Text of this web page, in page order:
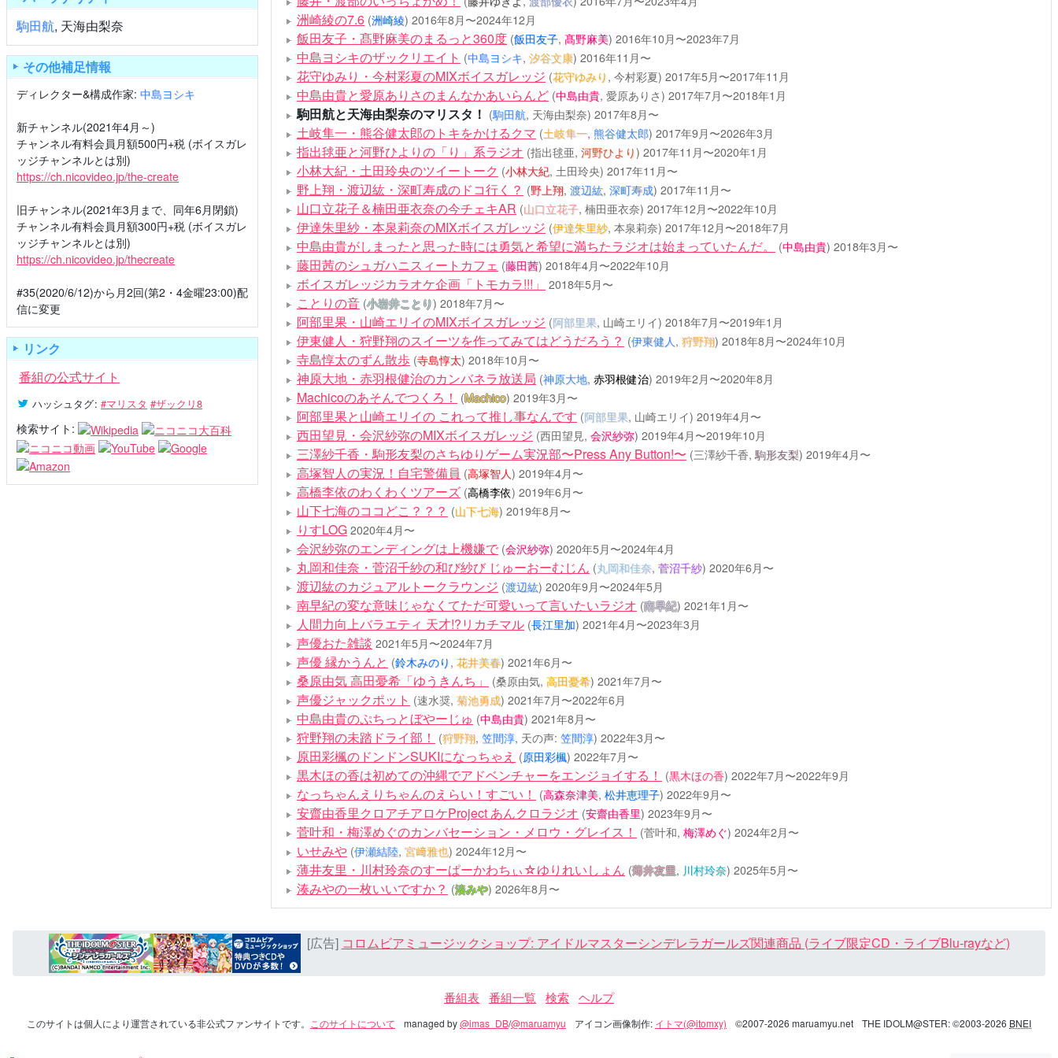
洲崎綾の7.6 (洲崎綾) 2016年8月〜2024年12月
飯田友子・髙野麻美のまるっと360度 (飯田友子, 髙野麻美) 2016年10月〜2023年7月
中島ヨシキのザックリエイト (中島ヨシキ, 汐谷文康) 2016年11月〜
花守ゆみり・今村彩夏のMIXボイスガレッジ (花守ゆみり , 今村彩夏) 2017年5月〜2017年11月
中島由貴と愛原ありさのまんなかあいらんど (中島由貴, 愛原ありさ) 2017年7月〜2018年1月
駒田航と天海由梨奈のマリスタ！ (駒田航, 天海由梨奈) 2017年8月〜
土岐隼一・熊谷健太郎のトキをかけるクマ (土岐隼一, 熊谷健太郎) 2017年9月〜2026年3月
指出毬亜と河野ひよりの「り」系ラジオ (指出毬亜, 河野ひより) 2017年11月〜2020年1月
小林大紀・土田玲央のツイートーク (小林大紀, 土田玲央) 2017年11月〜
野上翔・渡辺紘・深町寿成のドコ行く？ (野上翔, 渡辺紘, 深町寿成) 2017年11月〜
山口立花子＆楠田亜衣奈の今チェキAR (山口立花子, 楠田亜衣奈) 2017年12月〜2022年10月
伊達朱里紗・本泉莉奈のMIXボイスガレッジ (伊達朱里紗, 本泉莉奈) 2017年12月〜2018年7月
中島由貴がしまったと思った時には勇気と希望に満ちたラジオは始まっていたんだ。 (中島由貴) 2018年3月〜
藤田茜のシュガハニスィートカフェ (藤田茜) 2018年4月〜2022年10月
ボイスガレッジカラオケ企画「トモカラ!!!」 2018年5月〜
ことりの音 (小岩井ことり) 2018年7月〜
阿部里果・山崎エリイのMIXボイスガレッジ (阿部里果, 山崎エリイ) 2018年7月〜2019年1月
伊東健人・狩野翔のスイーツを作ってみてはどうだろう？ (伊東健人, 狩野翔) 2018年8月〜2024年10月
寺島惇太のずん散歩 (寺島惇太) 2018年10月〜
神原大地・赤羽根健治のカンバネラ放送局 (神原大地, 赤羽根健治) 2019年2月〜2020年8月
Machicoのあそんでつくろ！ (Machico) 2019年3月〜
阿部里果と山崎エリイの これって推し事なんです (阿部里果, 山崎エリイ) 2019年4月〜
西田望見・会沢紗弥のMIXボイスガレッジ (西田望見, 会沢紗弥) 2019年4月〜2019年10月
三澤紗千香・駒形友梨のさちゆりゲーム実況部〜Press Any Button!〜 (三澤紗千香,駒形友梨) 2019年4月〜
高塚智人の実況！自宅警備員 (高塚智人) 2019年4月〜
高橋李依のわくわくツアーズ (高橋李依) 2019年6月〜
山下七海のココどこ？？？ (山下七海) 2019年8月〜
りすLOG 2020年4月〜
会沢紗弥のエンディングは上機嫌で (会沢紗弥) 2020年5月〜2024年4月
丸岡和佳奈・菅沼千紗の和び紗び じゅーおーむじん (丸岡和佳奈, 菅沼千紗) 2020年6月〜
渡辺紘のカジュアルトークラウンジ (渡辺紘) 2020年9月〜2024年5月
南早紀の変な意味じゃなくてただ可愛いって言いたいラジオ (南早紀) 2021年1月〜
人間力向上バラエティ 天才!?リカチマル (長江里加) 2021年4月〜2023年3月
声優おた雑談 2021年5月〜2024年7月
声優 縁かうんと (鈴木みのり , 花井美春) 2021年6月〜
桑原由気 高田憂希「ゆうきんち」 (桑原由気, 高田憂希) 2021年7月〜
声優ジャックポット (速水奨, 菊池勇成) 2021年7月〜2022年6月
中島由貴のぷちっとぼやーじゅ (中島由貴) 2021年8月〜
狩野翔の未踏ドライ部！ (狩野翔, 笠間淳, 天の声: 笠間淳) 2022年3月〜
原田彩楓のドンドンSUKIになっちゃえ (原田彩楓) 2022年7月〜
黒木ほの香は初めての沖縄でアドベンチャーをエンジョイする！ (黒木ほの香) 2022年7月〜2022年9月
なっちゃんえりちゃんのえらい！すごい！ (高森奈津美, 松井恵理子) 2022年9月〜
安齋由香里クロアチアロケProject あんクロラジオ (安齋由香里) 2023年9月〜
菅叶和・梅澤めぐのカンバセーション・メロウ・グレイス！ (菅叶和, 梅澤めぐ) 2024年2月〜
いせみや (伊瀬結陸, 宮﨑雅也) 2024年12月〜
薄井友里・川村玲奈のすーぱーかわちぃ☆ゆりれいしょん (薄井友里, 川村玲奈) 2025年5月〜
湊みやの一枚いいですか？ (湊みや) 2026年8月〜
駒田航, 天海由梨奈
その他補足情報
ディレクター&構成作家: 中島ヨシキ
新チャンネル(2021年4月～)
チャンネル有料会員月額500円+税 (ボイスガレ
ッジチャンネルとは別)
https://ch.nicovideo.jp/the-create
旧チャンネル(2021年3月まで、同年6月閉鎖)
チャンネル有料会員月額300円+税 (ボイスガレ
ッジチャンネルとは別)
https://ch.nicovideo.jp/thecreate
#35(2020/6/12)から月2回(第2・4金曜23:00)配
信に変更
リンク
番組の公式サイト
ハッシュタグ: #マリスタ #ザックリ8
検索サイト:
[広告] コロムビアミュージックショップ: アイドルマスターシンデレラガールズ関連商品 (ライブ限定CD・ライブBlu-rayなど)
番組表 番組一覧 検索 ヘルプ
このサイトは個人により運営されている非公式ファンサイトです。 このサイトについて managed by@imas_DB/@maruamyu アイコン画像制作: イトマ(@itomxy) ©2007-2026 maruamyu.net THE IDOLM@STER: ©2003-2026 BNEI